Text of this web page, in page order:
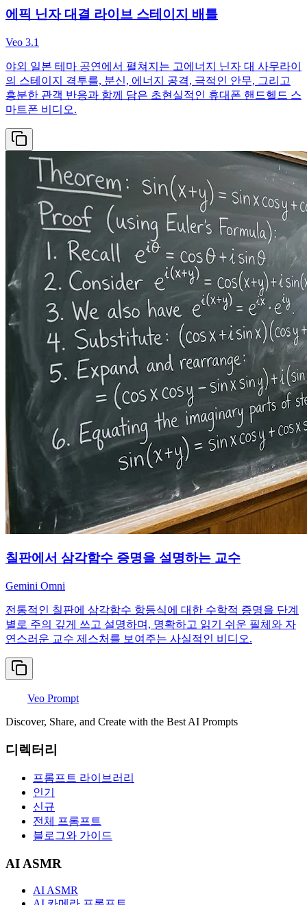
에픽 닌자 대결 라이브 스테이지 배틀
Veo 3.1
야외 일본 테마 공연에서 펼쳐지는 고에너지 닌자 대 사무라이
의 스테이지 격투를, 분신, 에너지 공격, 극적인 안무, 그리고
흥분한 관객 반응과 함께 담은 초현실적인 휴대폰 핸드헬드 스
마트폰 비디오.
칠판에서 삼각함수 증명을 설명하는 교수
Gemini Omni
전통적인 칠판에 삼각함수 항등식에 대한 수학적 증명을 단계
별로 주의 깊게 쓰고 설명하며, 명확하고 읽기 쉬운 필체와 자
연스러운 교수 제스처를 보여주는 사실적인 비디오.
Veo Prompt
Discover, Share, and Create with the Best AI Prompts
디렉터리
프롬프트 라이브러리
인기
신규
전체 프롬프트
블로그와 가이드
AI ASMR
AI ASMR